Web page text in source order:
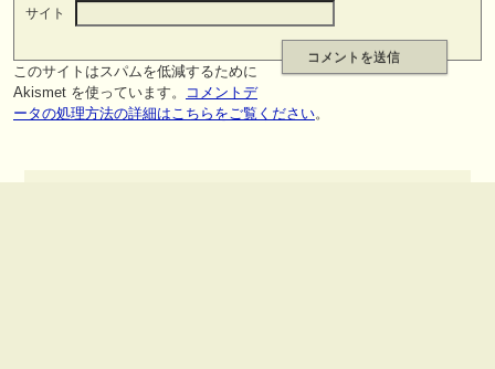
サイト
このサイトはスパムを低減するために
Akismet を使っています。
コメントデ
ータの処理方法の詳細はこちらをご覧ください。